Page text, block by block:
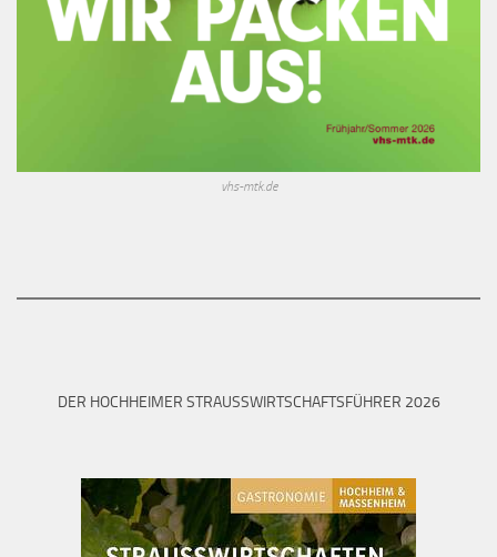
vhs-mtk.de
DER HOCHHEIMER STRAUSSWIRTSCHAFTSFÜHRER 2026